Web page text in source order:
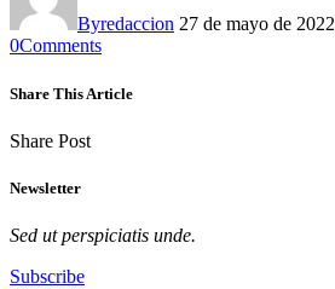
Byredaccion 27 de mayo de 2022
0Comments
Share This Article
Share Post
Newsletter
Sed ut perspiciatis unde.
Subscribe